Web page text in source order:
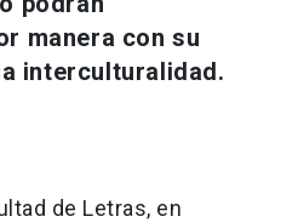
keyboard_arrow_down
launch
manera con su
interculturalidad.
de Letras, en